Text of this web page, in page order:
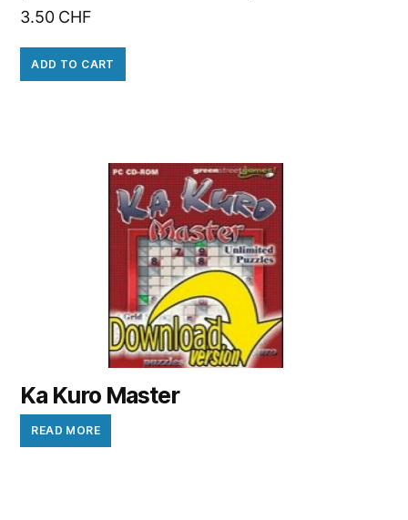
3.50 CHF
ADD TO CART
Ka Kuro Master
READ MORE